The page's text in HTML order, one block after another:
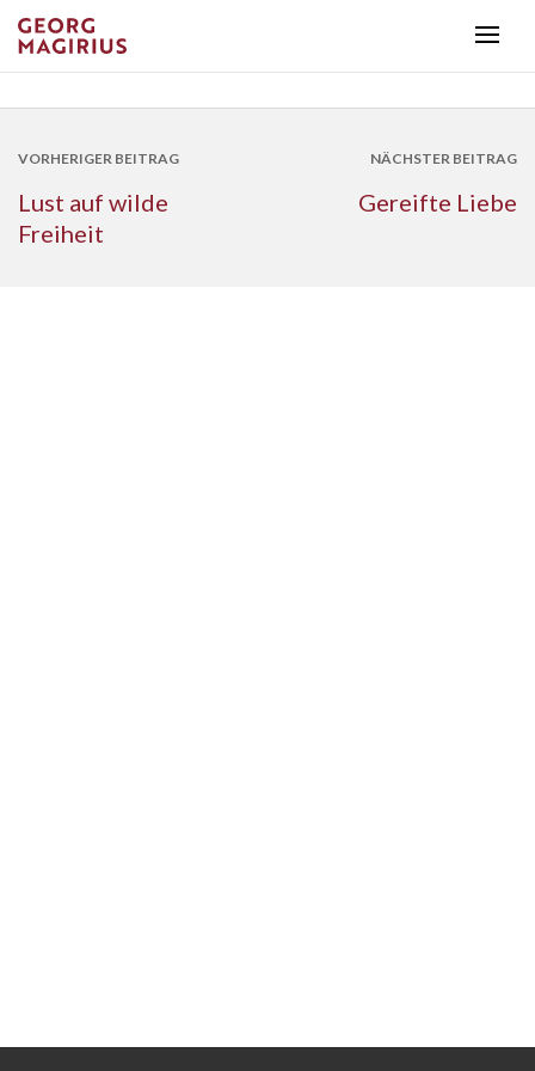
VORHERIGER BEITRAG
Lust auf wilde
Freiheit
NÄCHSTER BEITRAG
Gereifte Liebe